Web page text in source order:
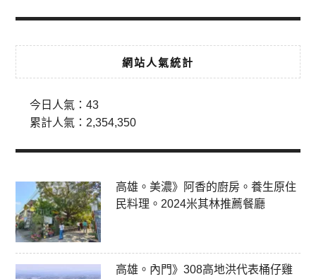
網站人氣統計
今日人氣：43
累計人氣： 2,354,350
高雄。美濃》阿香的廚房。養生原住
民料理。2024米其林推薦餐廳
高雄。內門》308高地洪代表桶仔雞